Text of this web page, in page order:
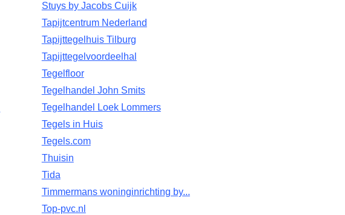
Stuys by Jacobs Cuijk
Tapijtcentrum Nederland
Tapijttegelhuis Tilburg
Tapijttegelvoordeelhal
Tegelfloor
Tegelhandel John Smits
Tegelhandel Loek Lommers
Tegels in Huis
Tegels.com
Thuisin
Tida
Timmermans woninginrichting by...
Top-pvc.nl